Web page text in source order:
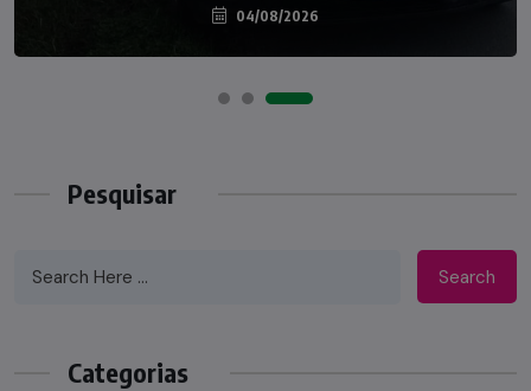
04/08/2026
07/08/2026
Pesquisar
Search
Categorias